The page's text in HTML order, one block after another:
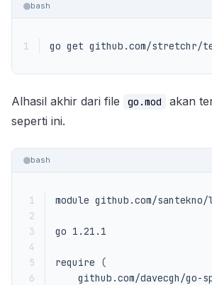
bash
1 go get github.com/stretchr/
Alhasil akhir dari file go.mod
akan
seperti ini.
bash
1
2
3
4
5
require (
6